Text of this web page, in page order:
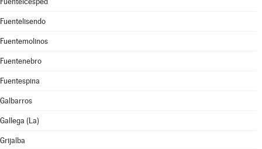
Fuentelisendo
Fuentemolinos
Fuentenebro
Fuentespina
Galbarros
Gallega (La)
Grijalba